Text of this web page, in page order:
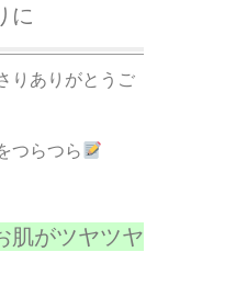
に
りありがとうご
つらつら
肌がツヤツヤ